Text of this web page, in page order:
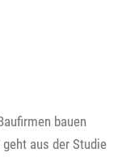
bauen
aus der Studie